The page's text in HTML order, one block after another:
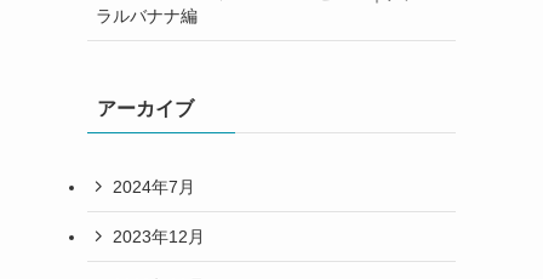
ラルバナナ編
アーカイブ
2024年7月
2023年12月